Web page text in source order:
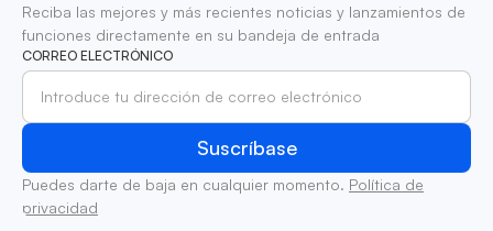
Reciba las mejores y más recientes noticias y lanzamientos de
funciones directamente en su bandeja de entrada
CORREO ELECTRÓNICO
Puedes darte de baja en cualquier momento. Política de
privacidad